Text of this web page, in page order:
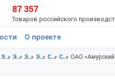
87 357
Товаров российского
О проекте
Электротовары в Хабаровский край Электротовары в г.Хабаровск Электрокабель, электроизоляция в Хабаровский край Электрокабель, электроизоляция в г.Хабаровск Силовые кабели в Хабаровский край Силовые кабели в г.Хабаровск ОАО